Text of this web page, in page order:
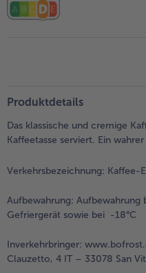
Produktdetails
Das klassische und cremige
Kaffeetasse serviert. Ein
Verkehrsbezeichnung: Kaffee-
Aufbewahrung: Aufbewahrung
Gefriergerät sowie bei -18°C
Inverkehrbringer:
Clauzetto, 4 IT – 33078 San